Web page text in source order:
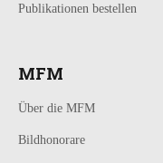
Publikationen bestellen
MFM
Über die MFM
Bildhonorare